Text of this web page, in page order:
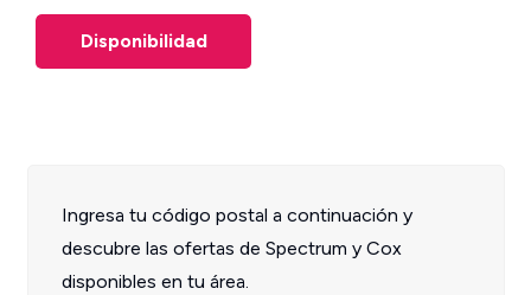
Disponibilidad
Ingresa tu código postal a continuación y
descubre las ofertas de Spectrum y Cox
disponibles en tu área.